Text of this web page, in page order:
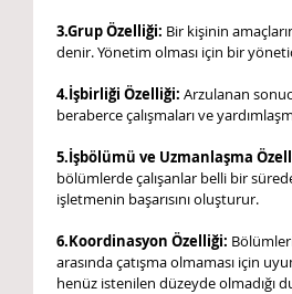
3.Grup Özelliği: Bir kişinin
denir. Yönetim olması için bir
4.İşbirliği Özelliği: Arzulanan
beraberce çalışmaları ve
5.İşbölümü ve Uzmanlaşma
bölümlerde çalışanlar belli bir
işletmenin başarısını oluşturur.
6.Koordinasyon Özelliği:
arasında çatışma olmaması için
henüz istenilen düzeyde